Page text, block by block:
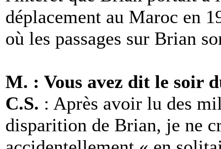
déplacement au Maroc en
où les passages sur Brian
M. : Vous avez dit le soir
C.S. : Après avoir lu des
disparition de Brian, je ne